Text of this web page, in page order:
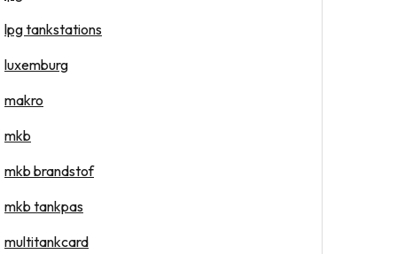
lpg tankstations
luxemburg
makro
mkb
mkb brandstof
mkb tankpas
multitankcard